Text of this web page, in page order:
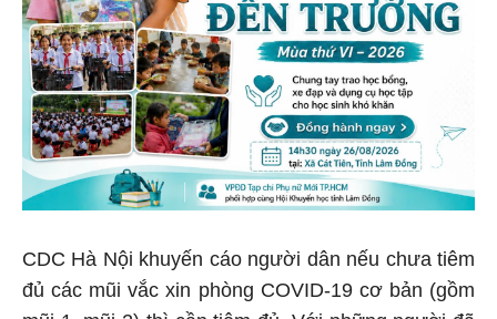
CDC Hà Nội khuyến cáo người dân nếu chưa tiêm
đủ các mũi vắc xin phòng COVID-19 cơ bản (gồm